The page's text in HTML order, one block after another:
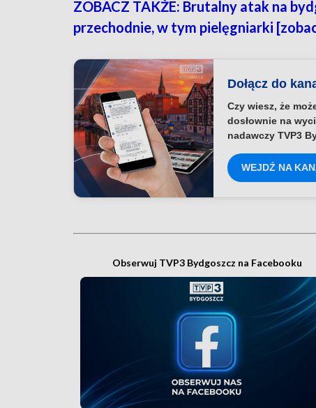
ZOBACZ TAKŻE: Brutalny atak na
przechodnie, w tym pielęgniarki
Dołącz do
Czy wiesz, że
dosłownie na
nadawczy TVP3
WEJDŹ NA
Obserwuj TVP3 Bydgoszcz na Facebooku